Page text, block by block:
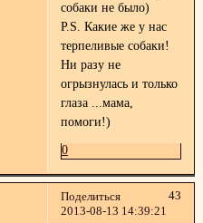
собаки не было)
P.S. Какие же у нас
терпеливые собаки!
Ни разу не
огрызнулась и только
глаза ...мама,
помоги!)
0
Поделиться
43
2013-08-13 14:39:21